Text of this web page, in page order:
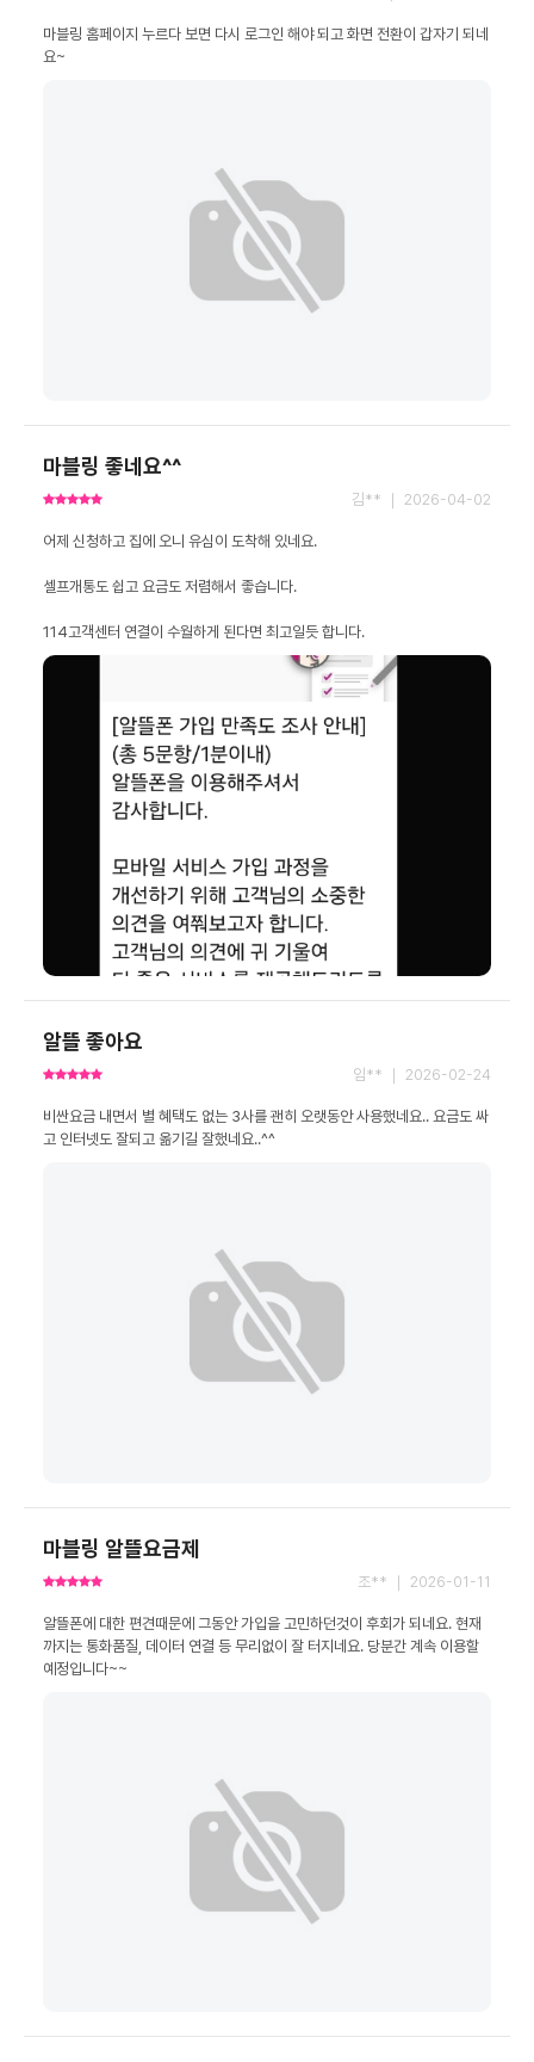
마블링 홈페이지 누르다 보면 다시 로그인 해야 되고 화면 전환이 갑자기 되네
요~
마블링 좋네요^^
김** ｜ 2026-04-02
114고객센터 연결이 수월하게 된다면 최고일듯 합니다.
알뜰 좋아요
임** ｜ 2026-02-24
비싼요금 내면서 별 혜택도 없는 3사를 괜히 오랫동안 사용했네요.. 요금도 싸
고 인터넷도 잘되고 옮기길 잘했네요..^^
마블링 알뜰요금제
조** ｜ 2026-01-11
알뜰폰에 대한 편견때문에 그동안 가입을 고민하던것이 후회가 되네요. 현재
까지는 통화품질, 데이터 연결 등 무리없이 잘 터지네요. 당분간 계속 이용할
예정입니다~~